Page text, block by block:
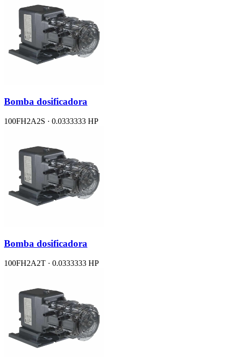
Bomba dosificadora
100FH2A2S · 0.0333333 HP
Bomba dosificadora
100FH2A2T · 0.0333333 HP